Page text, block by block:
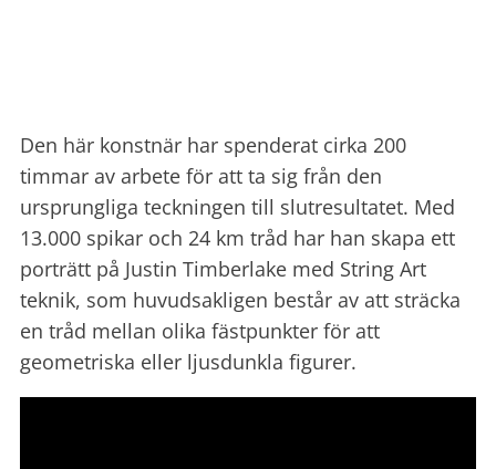
Den här konstnär har spenderat cirka 200
timmar av arbete för att ta sig från den
ursprungliga teckningen till slutresultatet. Med
13.000 spikar och 24 km tråd har han skapa ett
porträtt på Justin Timberlake med String Art
teknik, som huvudsakligen består av att sträcka
en tråd mellan olika fästpunkter för att
geometriska eller ljusdunkla figurer.